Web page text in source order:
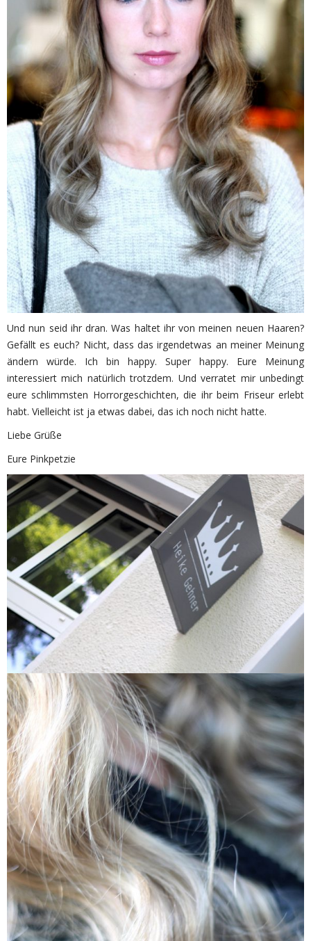
Und nun seid ihr dran. Was haltet ihr von meinen neuen Haaren?
Gefällt es euch? Nicht, dass das irgendetwas an meiner Meinung
ändern würde. Ich bin happy. Super happy. Eure Meinung
interessiert mich natürlich trotzdem. Und verratet mir unbedingt
eure schlimmsten Horrorgeschichten, die ihr beim Friseur erlebt
habt. Vielleicht ist ja etwas dabei, das ich noch nicht hatte.
Liebe Grüße
Eure Pinkpetzie